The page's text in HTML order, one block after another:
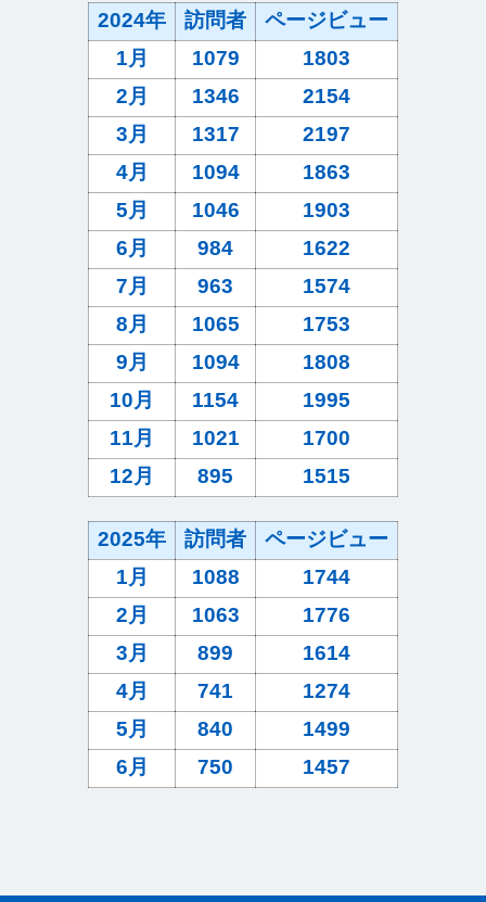
2024年 訪問者
ページビュー
1月
1079
1803
2月
1346
2154
3月
1317
2197
4月
1094
1863
5月
1046
1903
6月
984
1622
7月
963
1574
8月
1065
1753
9月
1094
1808
10月
1154
1995
11月
1021
1700
12月
895 1515
2025年 訪問者
ページビュー
1月
1088
1744
2月
1063
1776
3月
899
1614
4月
741
1274
5月
840
1499
6月
750 1457